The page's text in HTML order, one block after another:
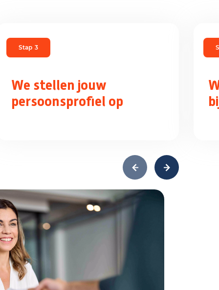
Stap 3
We stellen jouw
persoonsprofiel op